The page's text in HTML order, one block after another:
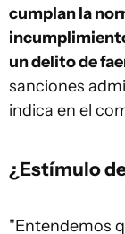
cumplan la
un delito de
sanciones
indica en el
¿Estímulo
"Entendemos